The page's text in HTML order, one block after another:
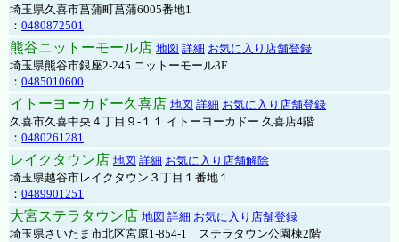
埼玉県久喜市菖蒲町菖蒲6005番地1
： 0480872501
熊谷ニットーモール店 地図 詳細 お気に入り店舗登録
埼玉県熊谷市銀座2-245 ニットーモール3F
： 0485010600
イトーヨーカドー久喜店 地図 詳細 お気に入り店舗登録
久喜市久喜中央４丁目９-１１ イトーヨーカドー 久喜店4階
： 0480261281
レイクタウン店 地図 詳細 お気に入り店舗解除
埼玉県越谷市レイクタウン３丁目１番地１
： 0489901251
大宮ステラタウン店 地図 詳細 お気に入り店舗登録
埼玉県さいたま市北区宮原1-854-1 ステラタウン公園棟2階